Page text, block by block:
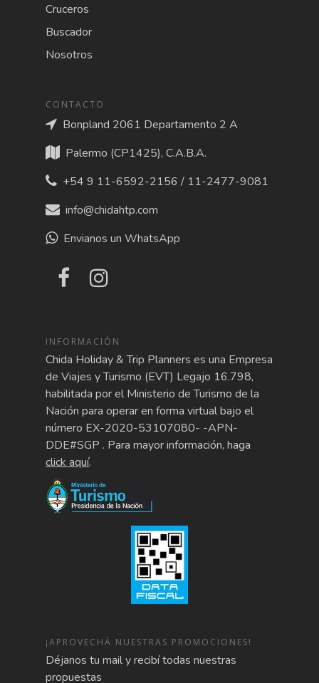
Cruceros
Buscador
Nosotros
CONTACTO
Bonpland 2061 Departamento 2 A
Palermo (CP1425), C.A.B.A.
+54 9 11-6592-2156 / 11-2477-9081
info@chidahtp.com
Envianos un WhatsApp
INFORMACIÓN
Chida Holiday & Trip Planners es una Empresa
de Viajes y Turismo (EVT) Legajo 16.798,
habilitada por el Ministerio de Turismo de la
Nación para operar en forma virtual bajo el
número EX-2020-53107080- -APN-
DDE#SGP . Para mayor información, haga
click aquí.
¡APROVECHÁ NUESTRAS PROMOCIONES!
Déjanos tu mail y recibí todas nuestras
propuestas